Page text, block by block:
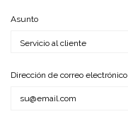
Asunto
Dirección de correo electrónico